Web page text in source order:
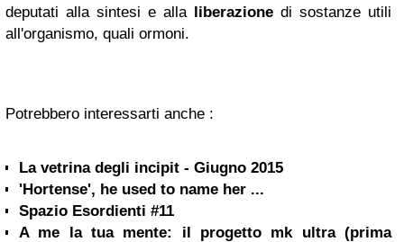
deputati alla sintesi e alla liberazione di sostanze utili
all'organismo, quali ormoni.
Potrebbero interessarti anche :
La vetrina degli incipit - Giugno 2015
'Hortense', he used to name her ...
Spazio Esordienti #11
A me la tua mente: il progetto mk ultra (prima